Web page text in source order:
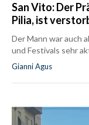
San Vito: Der
Pilia, ist
Der Mann war auch
und Festivals sehr
Gianni Agus